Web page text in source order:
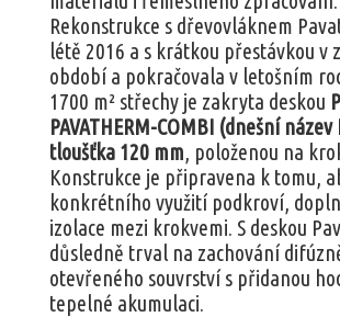
Rekonstrukce s dřevovláknem
létě 2016 a s krátkou přestávkou v
období a pokračovala v letošním
1700 m² střechy je zakryta deskou
PAVATHERM-COMBI (dnešní název
tloušťka 120 mm, položenou na
Konstrukce je připravena k tomu,
konkrétního využití podkroví,
izolace mezi krokvemi. S deskou
důsledně trval na zachování
otevřeného souvrství s přidanou
tepelné akumulaci.